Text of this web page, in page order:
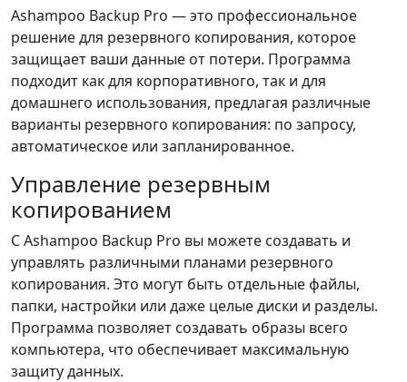
Ashampoo Backup Pro — это профессиональное
решение для резервного копирования, которое
защищает ваши данные от потери. Программа
подходит как для корпоративного, так и для
домашнего использования, предлагая различные
варианты резервного копирования: по запросу,
автоматическое или запланированное.
Управление резервным
копированием
С Ashampoo Backup Pro вы можете создавать и
управлять различными планами резервного
копирования. Это могут быть отдельные файлы,
папки, настройки или даже целые диски и разделы.
Программа позволяет создавать образы всего
компьютера, что обеспечивает максимальную
защиту данных.